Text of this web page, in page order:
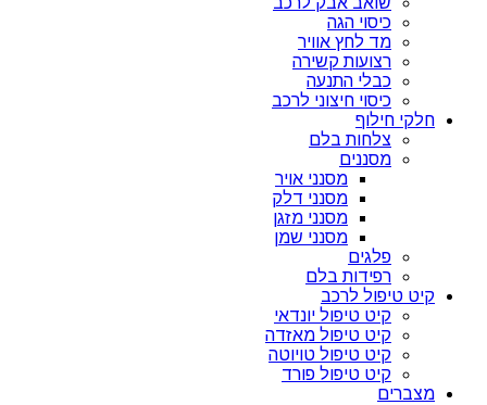
כיסוי הגה
מד לחץ אוויר
רצועות קשירה
כבלי התנעה
כיסוי חיצוני לרכב
חלקי חילוף
צלחות בלם
מסננים
מסנני אויר
מסנני דלק
מסנני מזגן
מסנני שמן
פלגים
רפידות בלם
קיט טיפול לרכב
קיט טיפול יונדאי
קיט טיפול מאזדה
קיט טיפול טויוטה
קיט טיפול פורד
מצברים